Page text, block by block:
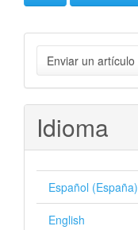
Enviar
un
artículo
Enviar un artículo
Idioma
Español (España)
English